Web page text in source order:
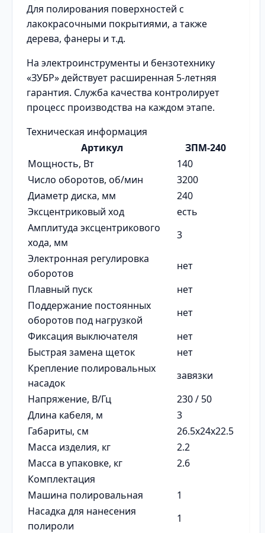
Для полирования поверхностей с
лакокрасочными покрытиями, а также
дерева, фанеры и т.д.
На электроинструменты и бензотехнику
«ЗУБР» действует расширенная 5-летняя
гарантия. Служба качества контролирует
процесс производства на каждом этапе.
Техническая информация
Артикул
ЗПМ-240
Мощность, Вт
140
Число оборотов, об/мин
3200
Диаметр диска, мм
240
Эксцентриковый ход
есть
Амплитуда эксцентрикового
хода, мм
3
Электронная регулировка
оборотов
нет
Плавный пуск
нет
Поддержание постоянных
оборотов под нагрузкой
нет
Фиксация выключателя
нет
Быстрая замена щеток
нет
Крепление полировальных
насадок
завязки
Напряжение, В/Гц
230 / 50
Длина кабеля, м
3
Габариты, см
26.5x24x22.5
Масса изделия, кг
2.2
Масса в упаковке, кг
2.6
Комплектация
Машина полировальная
1
Насадка для нанесения
полироли
1